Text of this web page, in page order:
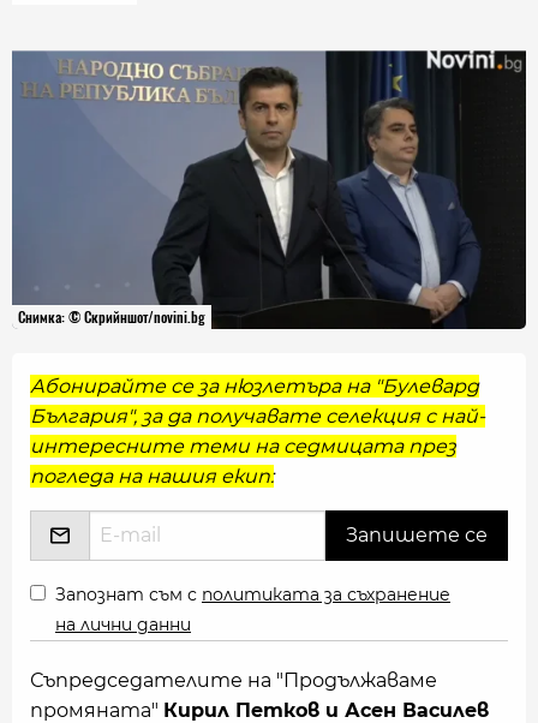
Снимка: © Скрийншот/novini.bg
Абонирайте се за нюзлетъра на "Булевард
България", за да получавате селекция с най-
интересните теми на седмицата през
погледа на нашия екип:
Запознат съм с политиката за съхранение
на лични данни
Съпредседателите на "Продължаваме
промяната" Кирил Петков и Асен Василев